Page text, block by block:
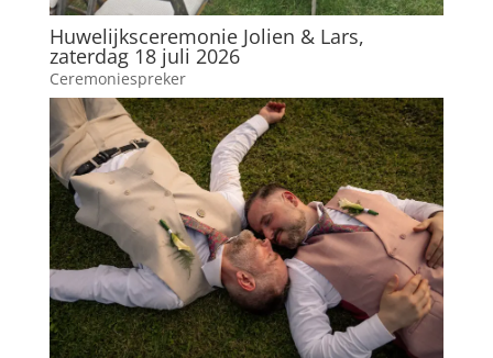
Huwelijksceremonie Jolien & Lars,
zaterdag 18 juli 2026
Ceremoniespreker